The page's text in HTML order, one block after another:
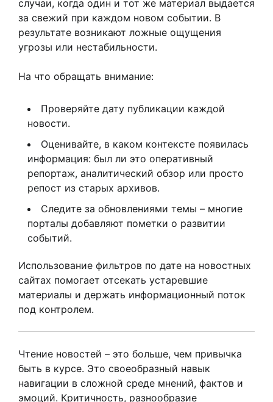
случаи, когда один и тот же материал выдается
за свежий при каждом новом событии. В
результате возникают ложные ощущения
угрозы или нестабильности.
На что обращать внимание:
Проверяйте дату публикации каждой
новости.
Оценивайте, в каком контексте появилась
информация: был ли это оперативный
репортаж, аналитический обзор или просто
репост из старых архивов.
Следите за обновлениями темы – многие
порталы добавляют пометки о развитии
событий.
Использование фильтров по дате на новостных
сайтах помогает отсекать устаревшие
материалы и держать информационный поток
под контролем.
Чтение новостей – это больше, чем привычка
быть в курсе. Это своеобразный навык
навигации в сложной среде мнений, фактов и
эмоций. Критичность, разнообразие